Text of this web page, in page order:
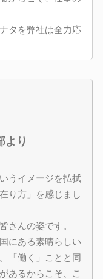
タを弊社は全力応
より
うイメージを払拭
り方」を感じまし
さんの姿です。
にある素晴らしい
「働く」ことと同
あるからこそ、こ